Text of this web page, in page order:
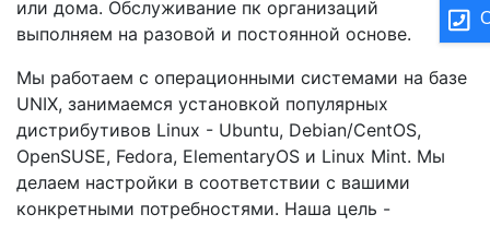
или дома. Обслуживание пк организаций
выполняем на разовой и постоянной основе.
Мы работаем с операционными системами на базе
UNIX, занимаемся установкой популярных
дистрибутивов Linux - Ubuntu, Debian/CentOS,
OpenSUSE, Fedora, ElementaryOS и Linux Mint. Мы
делаем настройки в соответствии с вашими
конкретными потребностями. Наша цель -